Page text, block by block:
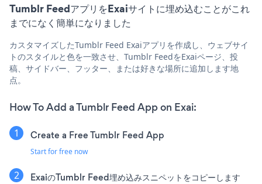
Tumblr FeedアプリをExaiサイトに埋め込むことがこれ
までになく簡単になりました
カスタマイズしたTumblr Feed Exaiアプリを作成し、ウェブサイ
トのスタイルと色を一致させ、Tumblr FeedをExaiページ、投
稿、サイドバー、フッター、または好きな場所に追加します地
点。
How To Add a Tumblr Feed App on Exai:
Create a Free Tumblr Feed App
Start for free now
ExaiのTumblr Feed埋め込みスニペットをコピーします